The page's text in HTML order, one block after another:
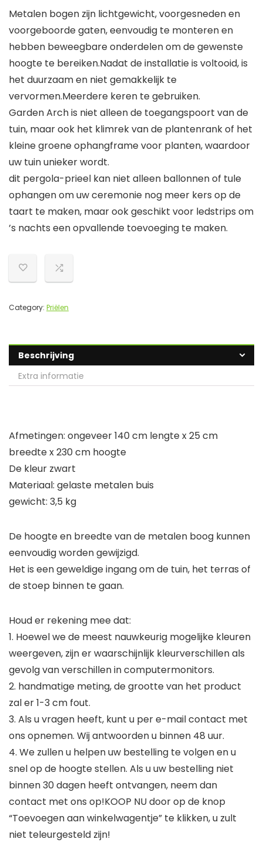
Metalen bogen zijn lichtgewicht, voorgesneden en
voorgeboorde gaten, eenvoudig te monteren en
hebben beweegbare onderdelen om de gewenste
hoogte te bereiken.Nadat de installatie is voltooid, is
het duurzaam en niet gemakkelijk te
vervormen.Meerdere keren te gebruiken.
Garden Arch is niet alleen de toegangspoort van de
tuin, maar ook het klimrek van de plantenrank of het
kleine groene ophangframe voor planten, waardoor
uw tuin unieker wordt.
dit pergola-prieel kan niet alleen ballonnen of tule
ophangen om uw ceremonie nog meer kers op de
taart te maken, maar ook geschikt voor ledstrips om
’s nachts een opvallende toevoeging te maken.
Category: Priëlen
Beschrijving
Extra informatie
Afmetingen: ongeveer 140 cm lengte x 25 cm
breedte x 230 cm hoogte
De kleur zwart
Materiaal: gelaste metalen buis
gewicht: 3,5 kg
De hoogte en breedte van de metalen boog kunnen
eenvoudig worden gewijzigd.
Het is een geweldige ingang om de tuin, het terras of
de stoep binnen te gaan.
Houd er rekening mee dat:
1. Hoewel we de meest nauwkeurig mogelijke kleuren
weergeven, zijn er waarschijnlijk kleurverschillen als
gevolg van verschillen in computermonitors.
2. handmatige meting, de grootte van het product
zal er 1-3 cm fout.
3. Als u vragen heeft, kunt u per e-mail contact met
ons opnemen. Wij antwoorden u binnen 48 uur.
4. We zullen u helpen uw bestelling te volgen en u
snel op de hoogte stellen. Als u uw bestelling niet
binnen 30 dagen heeft ontvangen, neem dan
contact met ons op!KOOP NU door op de knop
“Toevoegen aan winkelwagentje” te klikken, u zult
niet teleurgesteld zijn!